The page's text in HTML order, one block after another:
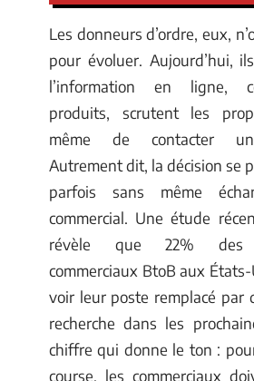
Les donneurs d’ordre, eux,
pour évoluer. Aujourd’hui,
l’information en ligne,
produits, scrutent les
même de contacter un
Autrement dit, la décision se
parfois sans même
commercial. Une étude
révèle que 22% des
commerciaux BtoB aux
voir leur poste remplacé par
recherche dans les
chiffre qui donne le ton :
course, les commerciaux